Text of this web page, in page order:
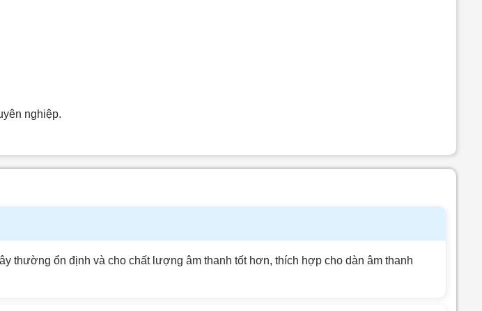
nghiệp.
thường ổn định và cho chất lượng âm thanh tốt hơn, thích hợp cho dàn âm thanh